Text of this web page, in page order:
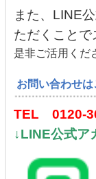
また、LINE
ただくことで
是非ご活用くだ
お問い合わせは
TEL 0120-
↓LINE公式ア